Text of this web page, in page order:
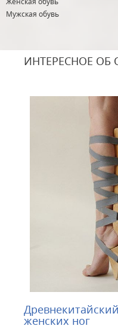
Мужская обувь
ИНТЕРЕСНОЕ ОБ
женских ног